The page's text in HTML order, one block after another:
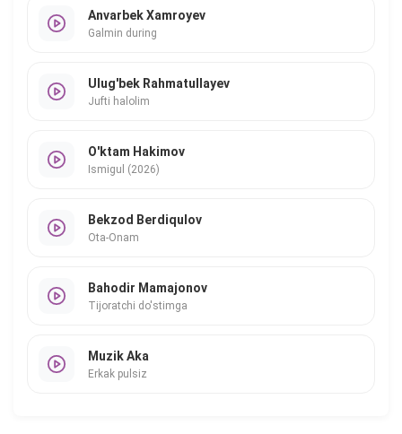
Anvarbek Xamroyev
Galmin during
Ulug'bek Rahmatullayev
Jufti halolim
O'ktam Hakimov
Ismigul (2026)
Bekzod Berdiqulov
Ota-Onam
Bahodir Mamajonov
Tijoratchi do'stimga
Muzik Aka
Erkak pulsiz